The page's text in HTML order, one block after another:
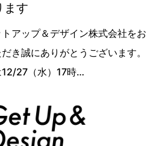
ます
アップ＆デザイン株式会社をお
き誠にありがとうございます。
27（水）17時…